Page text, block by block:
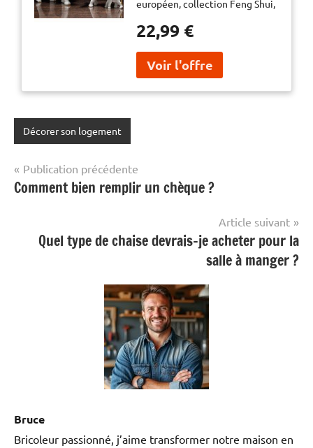
figurine d'Auckland,
coucher
européen, collection Feng Shui,
salon et chambre à coucher
22,99 €
Décorer son logement
Navigation
de
Publication précédente
Comment bien remplir un chèque ?
Article suivant
Quel type de chaise devrais-je acheter pour la
salle à manger ?
Bruce
Bricoleur passionné, j’aime transformer notre maison en